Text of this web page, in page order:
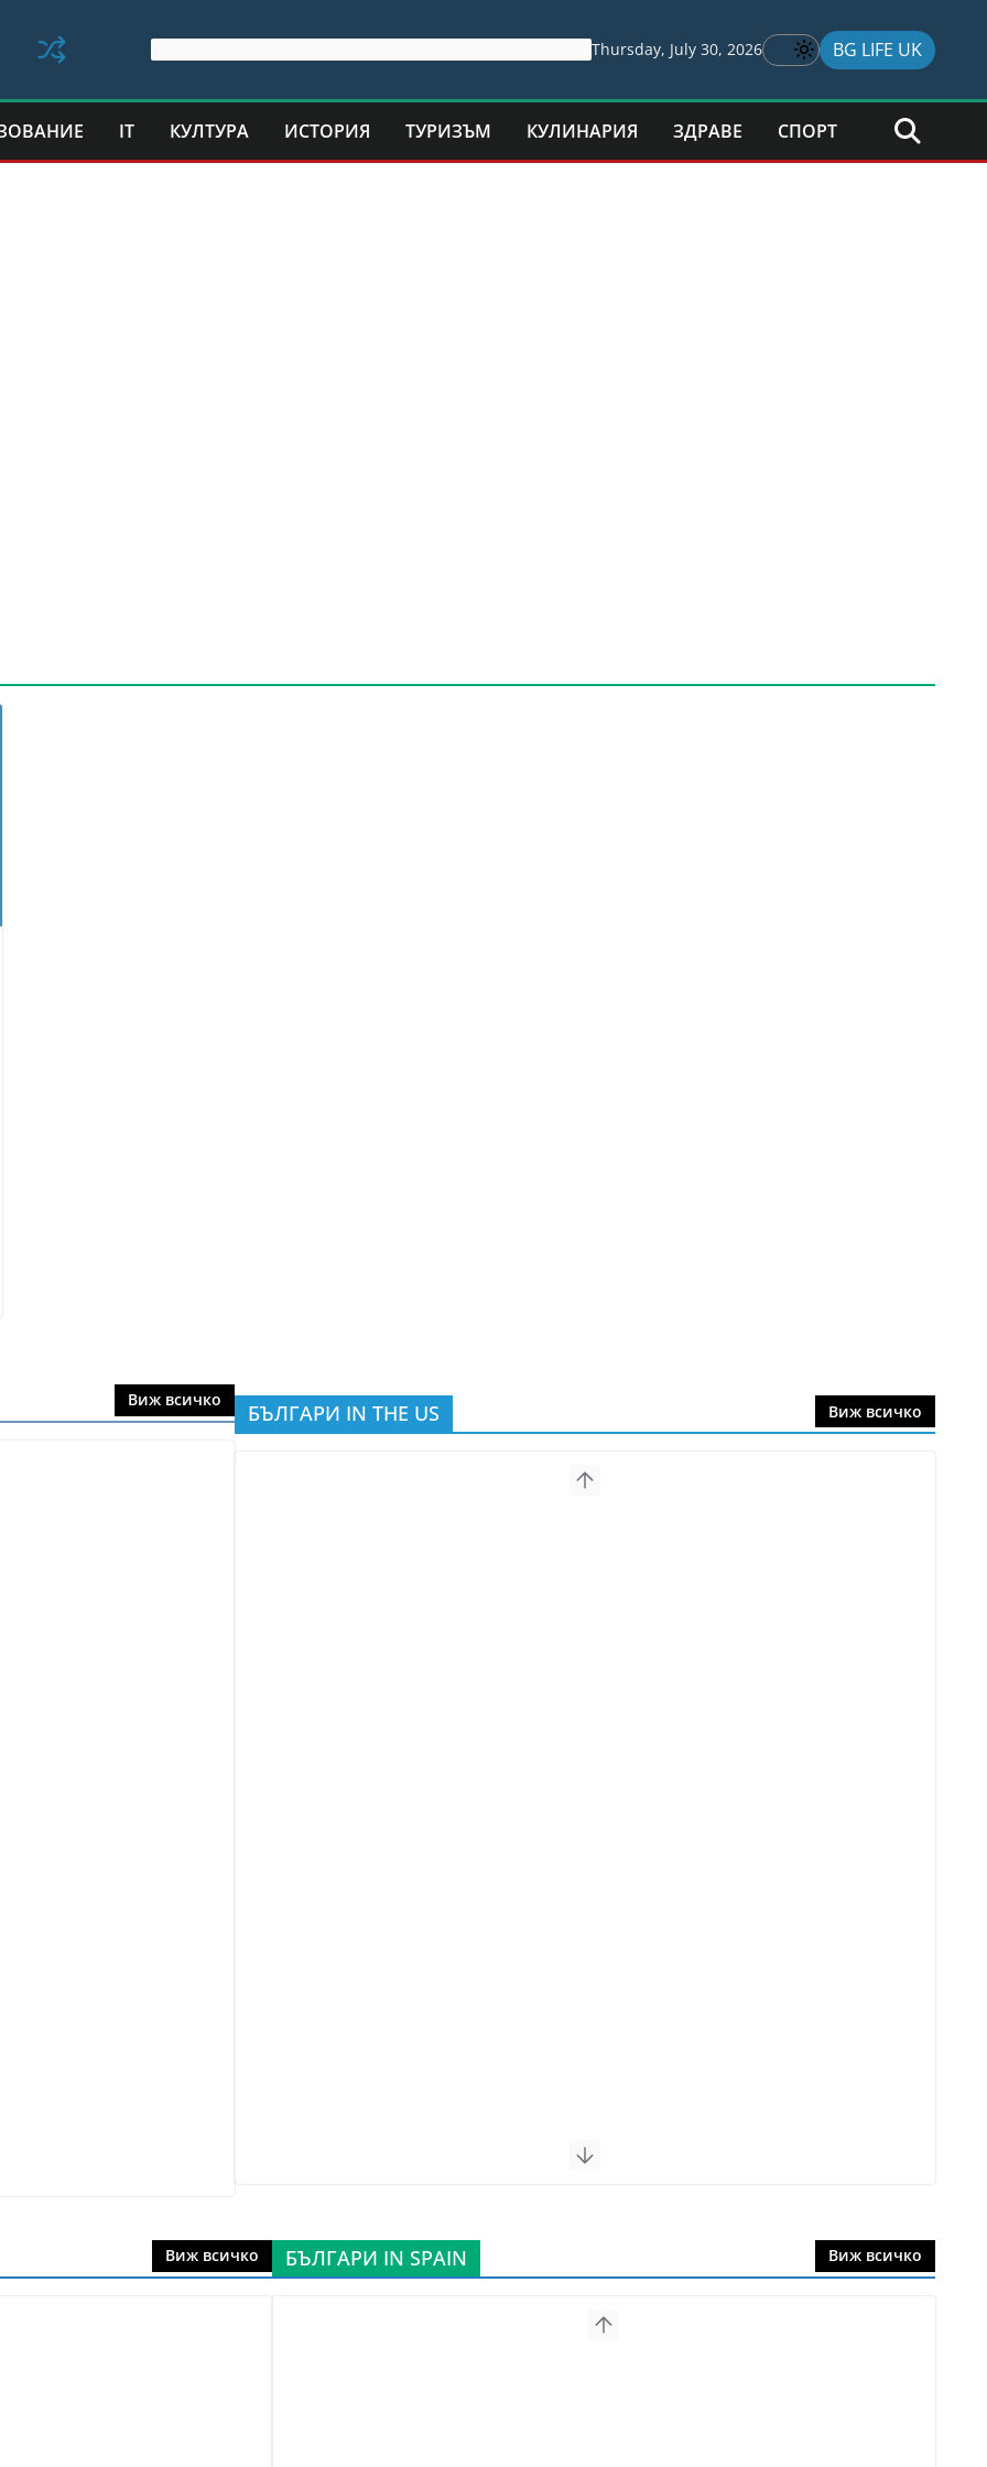
Thursday, July 30, 2026 BG LIFE UK
IT КУЛТУРА ИСТОРИЯ ТУРИЗЪМ КУЛИНАРИЯ ЗДРАВЕ СПОРТ
Виж всичко
БЪЛГАРИ IN THE US Виж всичко
Виж всичко БЪЛГАРИ IN SPAIN Виж всичко